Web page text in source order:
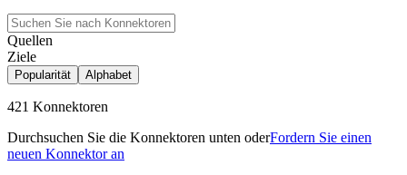
Quellen
Ziele
Popularität Alphabet
421 Konnektoren
Durchsuchen Sie die Konnektoren unten oderFordern Sie einen
neuen Konnektor an